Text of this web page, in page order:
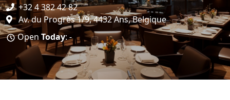
+32 4 382 42 82
Av. du Progrès 1/9, 4432 Ans, Belgique
Open Today: -